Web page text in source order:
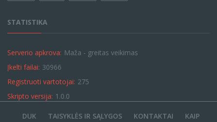
STATISTIKA
Serverio apkrova: Maža - greitas veikimas
Įkelti failai: 30966
Registruoti vartotojai: 275
Skripto versija: 1.0.0
DUK TAISYKLĖS IR SĄLYGOS KONTAKTAI KAIP